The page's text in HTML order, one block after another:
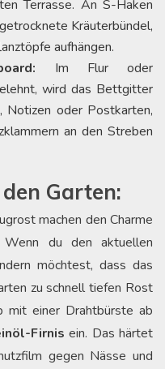
Terrasse. An S-Haken
Kräuterbündel,
aufhängen.
Im Flur oder
wird das Bettgitter
Notizen oder Postkarten,
an den Streben
Garten:
machen den Charme
du den aktuellen
möchtest, dass das
zu schnell tiefen Rost
mit einer Drahtbürste ab
Firnis ein. Das härtet
gegen Nässe und